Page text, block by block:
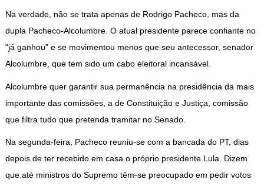
Na verdade, não se trata apenas de Rodrigo Pacheco, mas da
dupla Pacheco-Alcolumbre. O atual presidente parece confiante no
“já ganhou” e se movimentou menos que seu antecessor, senador
Alcolumbre, que tem sido um cabo eleitoral incansável.
Alcolumbre quer garantir sua permanência na presidência da mais
importante das comissões, a de Constituição e Justiça, comissão
que filtra tudo que pretenda tramitar no Senado.
Na segunda-feira, Pacheco reuniu-se com a bancada do PT, dias
depois de ter recebido em casa o próprio presidente Lula. Dizem
que até ministros do Supremo têm-se preocupado em pedir votos